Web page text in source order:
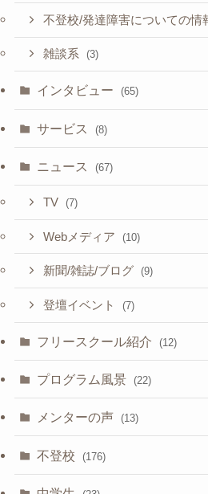
不登校/発達障害についての情
雑談系 (3)
インタビュー (65)
サービス (8)
ニュース (67)
TV (7)
Webメディア (10)
新聞/雑誌/ブログ (9)
登壇イベント (7)
フリースクール紹介 (12)
プログラム風景 (22)
メンターの声 (13)
不登校 (176)